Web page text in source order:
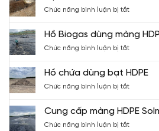
Chức năng bình luận bị tắtở
HDPE
Solmax
cho
chứa
Hồ Biogas dùng màng
Chức năng bình luận bị tắtở
Biogas
dùng
màng
Solmax
Hồ chứa dùng bạt HDPE
Chức năng bình luận bị tắtở
chứa
dùng
bạt
Cung cấp màng HDPE
Chức năng bình luận bị tắtở